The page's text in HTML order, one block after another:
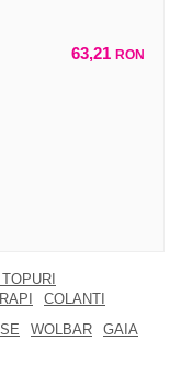
63,21 RON
COLANTI
WOLBAR
GAIA